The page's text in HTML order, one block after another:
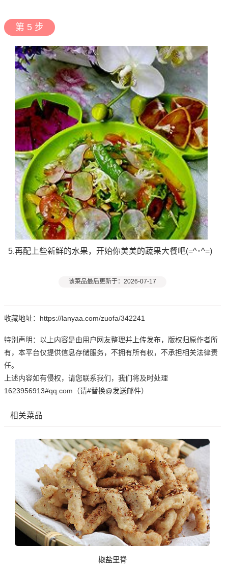
第 5 步
5.再配上些新鲜的水果，开始你美美的蔬果大餐吧(=^･^=)
该菜品最后更新于：2026-07-17
收藏地址：https://lanyaa.com/zuofa/342241
特别声明：以上内容是由用户网友整理并上传发布，版权归原作者所
有，本平台仅提供信息存储服务，不拥有所有权，不承担相关法律责
任。
上述内容如有侵权，请您联系我们，我们将及时处理
1623956913#qq.com（请#替换@发送邮件）
相关菜品
椒盐里脊